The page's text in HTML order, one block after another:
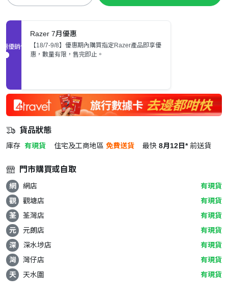
促銷優惠
Razer 7月優惠
【18/7-9/8】優惠期內購買指定Razer產品即享優
惠，數量有限，售完即止。
貨品狀態
庫存 有現貨 住宅及工商地區 免費送貨 最快 8月12日* 前送貨
門市購買或自取
網 網店
有現貨
觀
觀塘店
有現貨
荃
荃灣店
有現貨
元
元朗店
有現貨
深
深水埗店
有現貨
灣
灣仔店
有現貨
天
天水圍 有現貨